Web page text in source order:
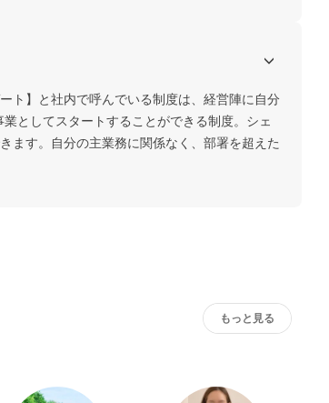
ト】と社内で呼んでいる制度は、経営陣に自分
としてスタートすることができる制度。シェ
ます。自分の主業務に関係なく、部署を超えた
もっと見る